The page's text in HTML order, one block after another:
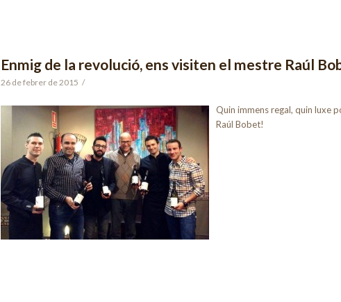
Enmig de la revolució, ens visiten el mestre Raúl
26 de febrer de 2015 /
Quin immens regal, quin luxe
Raúl Bobet!